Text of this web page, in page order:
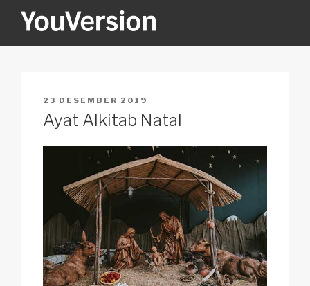
YOUVERSION
POSTED
ON
23 DESEMBER 2019
Ayat Alkitab Natal